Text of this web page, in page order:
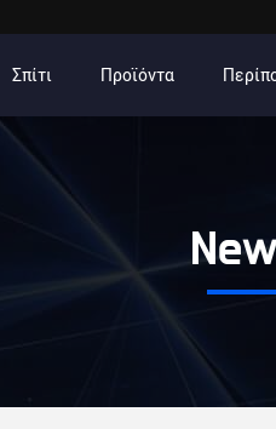
Σπίτι Προϊόντα